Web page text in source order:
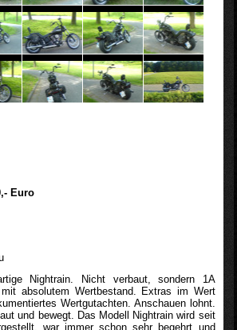
Euro
Nightrain. Nicht verbaut, sondern 1A
absolutem Wertbestand. Extras im Wert
Wertgutachten. Anschauen lohnt.
und bewegt. Das Modell Nightrain wird seit
war immer schon sehr begehrt und